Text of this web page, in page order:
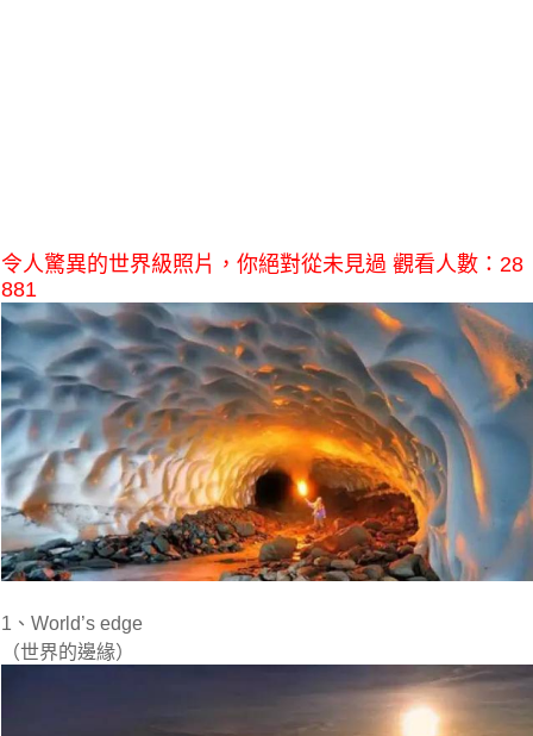
令人驚異的世界級照片，你絕對從未見過 觀看人數：28
881
1、World’s edge
（世界的邊緣）